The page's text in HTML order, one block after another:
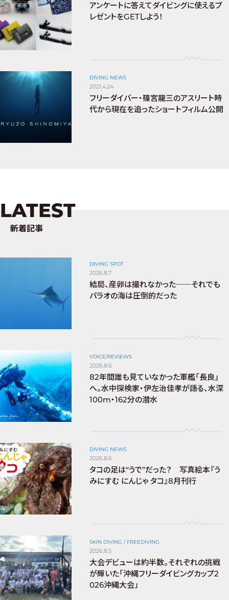
アンケートに答えてダイビングに使えるプ
レゼントをGETしよう！
DIVING NEWS
2021.4.24
フリーダイバー・篠宮龍三のアスリート時
代から現在を追ったショートフィルム公開
LATEST
新着記事
DIVING SPOT
2026.8.7
結局、産卵は撮れなかった──それでも
パラオの海は圧倒的だった
VOICE/REVIEWS
2026.8.6
82年間誰も見ていなかった軍艦「長良」
へ。水中探検家・伊左治佳孝が語る、水深
100m・162分の潜水
DIVING NEWS
2026.8.6
タコの足は“うで”だった？ 写真絵本『う
みにすむ にんじゃ タコ』8月刊行
SKIN DIVING / FREEDIVING
2026.8.5
大会デビューは約半数。それぞれの挑戦
が輝いた「沖縄フリーダイビングカップ2
026沖縄大会」